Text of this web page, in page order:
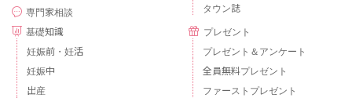
専門家相談
基礎知識
妊娠前・妊活
妊娠中
出産
タウン誌
プレゼント
プレゼント＆アンケート
全員無料プレゼント
ファーストプレゼント